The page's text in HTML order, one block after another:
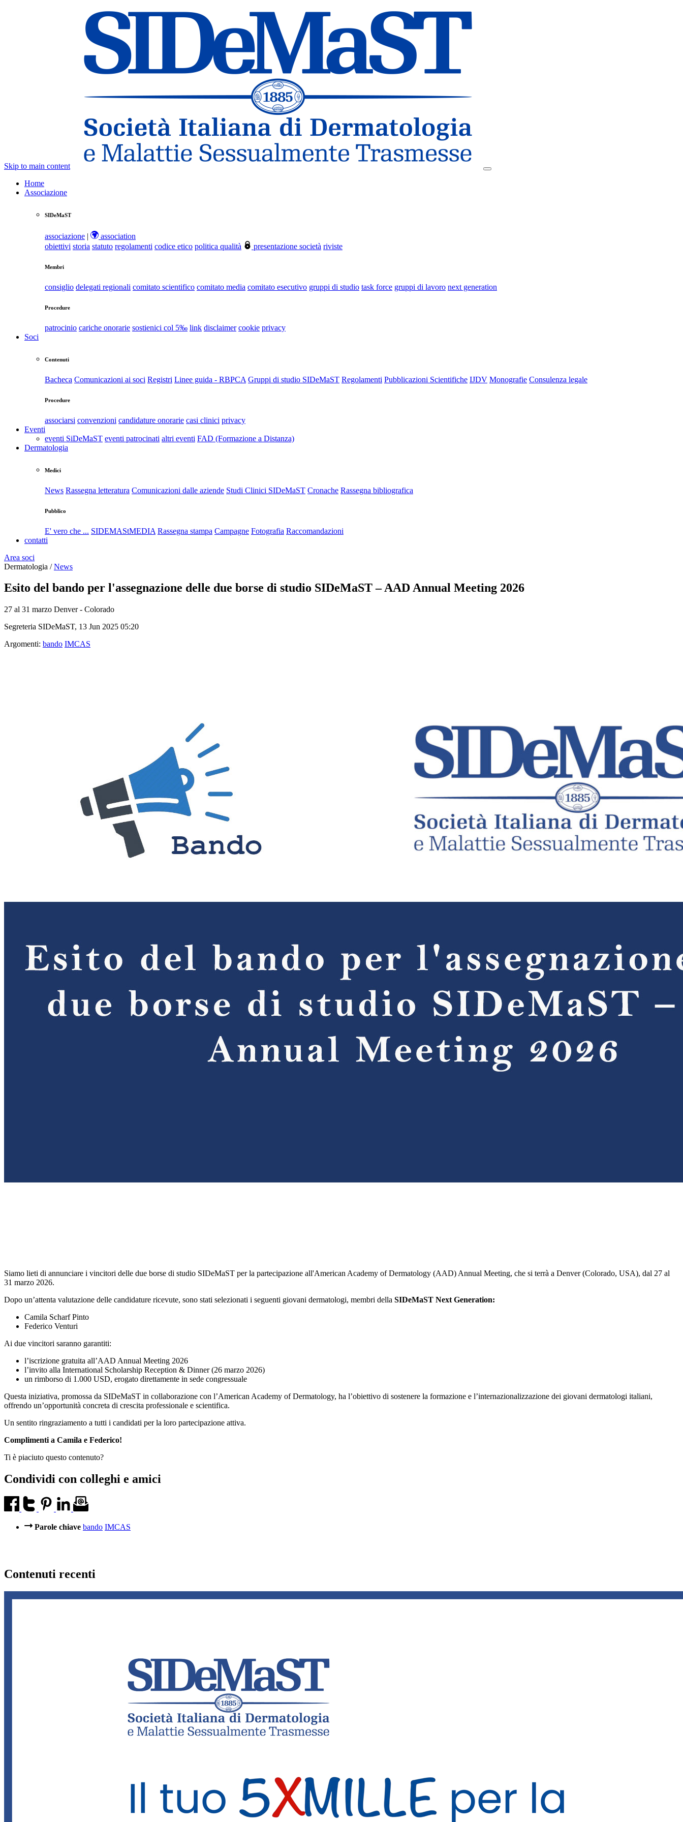
Skip to main content
Home
Associazione
SIDeMaST
associazione |
association
obiettivi storia statuto regolamenti codice etico politica qualità presentazione società riviste
Membri
consiglio delegati regionali comitato scientifico comitato media comitato esecutivo gruppi di studio task force gruppi di lavoro next generation
Procedure
patrocinio cariche onorarie sostienici col 5‰ link disclaimer cookie privacy
Soci
Contenuti
Bacheca Comunicazioni ai soci Registri Linee guida - RBPCA Gruppi di studio SIDeMaST Regolamenti Pubblicazioni Scientifiche IJDV Monografie Consulenza legale
Procedure
associarsi convenzioni candidature onorarie casi clinici privacy
Eventi
eventi SiDeMaST eventi patrocinati altri eventi FAD (Formazione a Distanza)
Dermatologia
Medici
News Rassegna letteratura Comunicazioni dalle aziende Studi Clinici SIDeMaST Cronache Rassegna bibliografica
Pubblico
E' vero che ... SIDEMAStMEDIA Rassegna stampa Campagne Fotografia Raccomandazioni
contatti
Area soci
Dermatologia /News
Esito del bando per l'assegnazione delle due borse di studio SIDeMaST – AAD Annual Meeting 2026
27 al 31 marzo Denver - Colorado
Segreteria SIDeMaST, 13 Jun 2025 05:20
Argomenti: bando IMCAS
Siamo lieti di annunciare i vincitori delle due borse di studio SIDeMaST per la partecipazione all'American Academy of Dermatology (AAD) Annual Meeting, che si terrà a Denver (Colorado, USA), dal 27 al
31 marzo 2026.
Dopo un’attenta valutazione delle candidature ricevute, sono stati selezionati i seguenti giovani dermatologi, membri della SIDeMaST Next Generation:
Camila Scharf Pinto
Federico Venturi
Ai due vincitori saranno garantiti:
l’iscrizione gratuita all’AAD Annual Meeting 2026
l’invito alla International Scholarship Reception & Dinner (26 marzo 2026)
un rimborso di 1.000 USD, erogato direttamente in sede congressuale
Questa iniziativa, promossa da SIDeMaST in collaborazione con l’American Academy of Dermatology, ha l’obiettivo di sostenere la formazione e l’internazionalizzazione dei giovani dermatologi italiani,
offrendo un’opportunità concreta di crescita professionale e scientifica.
Un sentito ringraziamento a tutti i candidati per la loro partecipazione attiva.
Complimenti a Camila e Federico!
Ti è piaciuto questo contenuto?
Condividi con colleghi e amici
Parole chiave bando IMCAS
Contenuti recenti